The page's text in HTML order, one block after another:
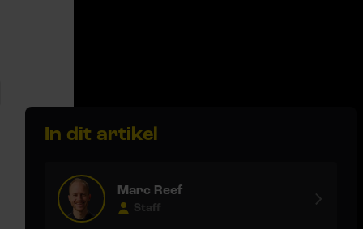
In dit artikel
Marc Reef
Staff